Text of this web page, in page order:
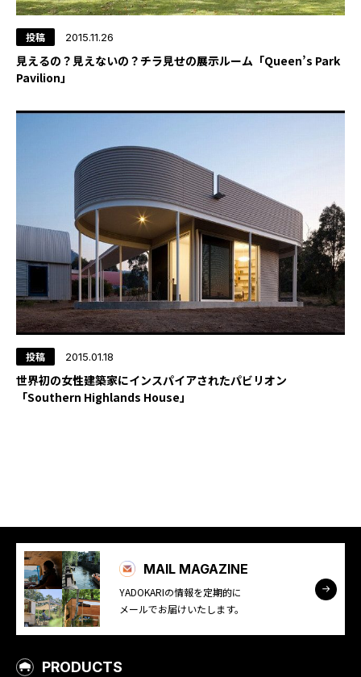
投稿 2015.11.26
見えるの？見えないの？チラ見せの展示ルーム「Queen’s Park
Pavilion」
投稿 2015.01.18
世界初の女性建築家にインスパイアされたパビリオン
「Southern Highlands House」
MAIL MAGAZINE
YADOKARIの情報を定期的に
メールでお届けいたします。
PRODUCTS